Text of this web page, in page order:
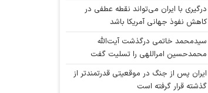
درگیری با ایران می‌تواند نقطه عطفی در
کاهش نفوذ جهانی آمریکا باشد
سیدمحمد خاتمی درگذشت آیت‌الله
محمدحسین امراللهی را تسلیت گفت
ایران پس از جنگ در موقعیتی قدرتمندتر از
گذشته قرار گرفته است